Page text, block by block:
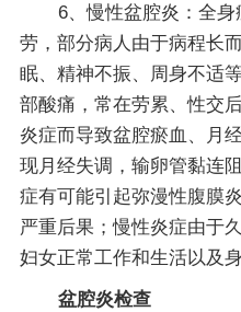
6、慢性盆腔炎：全
劳，部分病人由于病程长
眠、精神不振、周身不适
部酸痛，常在劳累、性交
炎症而导致盆腔瘀血、月
现月经失调，输卵管黏连
症有可能引起弥漫性腹膜
严重后果；慢性炎症由于
妇女正常工作和生活以及身
盆腔炎检查